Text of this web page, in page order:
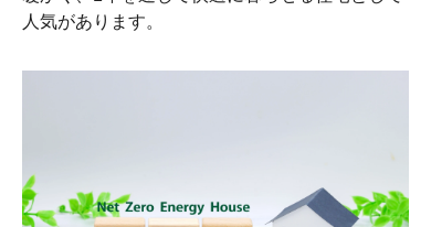
人気があります。